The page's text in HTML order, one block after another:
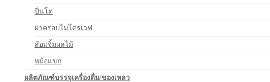
ปิ่นโต
ฝาครอบไมโครเวฟ
ส้อมจิ้มผลไม้
หม้อแขก
ผลิตภัณฑ์บรรจุเครื่องดื่ม/ของเหลว